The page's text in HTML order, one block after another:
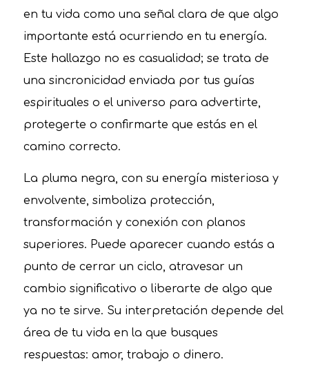
en tu vida como una señal clara de que algo
importante está ocurriendo en tu energía.
Este hallazgo no es casualidad; se trata de
una sincronicidad enviada por tus guías
espirituales o el universo para advertirte,
protegerte o confirmarte que estás en el
camino correcto.
La pluma negra, con su energía misteriosa y
envolvente, simboliza protección,
transformación y conexión con planos
superiores. Puede aparecer cuando estás a
punto de cerrar un ciclo, atravesar un
cambio significativo o liberarte de algo que
ya no te sirve. Su interpretación depende del
área de tu vida en la que busques
respuestas: amor, trabajo o dinero.